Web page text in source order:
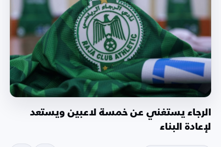
الرجاء يستغني عن خمسة لاعبين ويستعد
لإعادة البناء